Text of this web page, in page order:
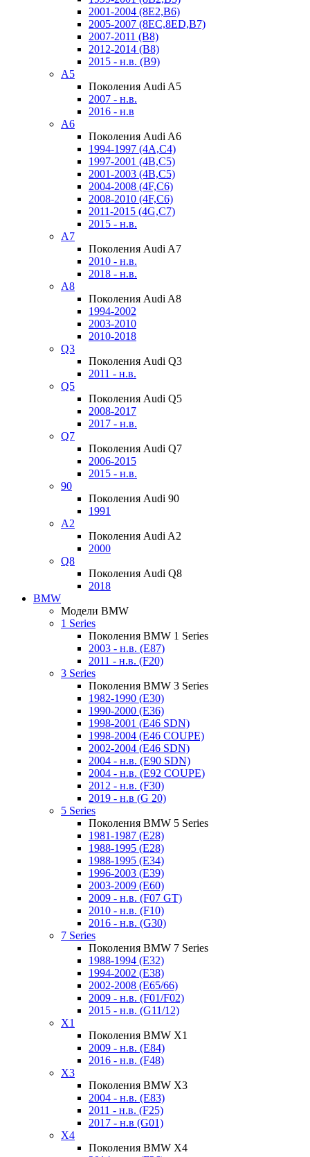
2001-2004 (8E2,B6)
2005-2007 (8EC,8ED,B7)
2007-2011 (B8)
2012-2014 (B8)
2015 - н.в. (B9)
A5
Поколения Audi A5
2007 - н.в.
2016 - н.в
A6
Поколения Audi A6
1994-1997 (4A,C4)
1997-2001 (4B,C5)
2001-2003 (4B,C5)
2004-2008 (4F,C6)
2008-2010 (4F,C6)
2011-2015 (4G,C7)
2015 - н.в.
A7
Поколения Audi A7
2010 - н.в.
2018 - н.в.
A8
Поколения Audi A8
1994-2002
2003-2010
2010-2018
Q3
Поколения Audi Q3
2011 - н.в.
Q5
Поколения Audi Q5
2008-2017
2017 - н.в.
Q7
Поколения Audi Q7
2006-2015
2015 - н.в.
90
Поколения Audi 90
1991
A2
Поколения Audi A2
2000
Q8
Поколения Audi Q8
2018
BMW
Модели BMW
1 Series
Поколения BMW 1 Series
2003 - н.в. (E87)
2011 - н.в. (F20)
3 Series
Поколения BMW 3 Series
1982-1990 (E30)
1990-2000 (E36)
1998-2001 (E46 SDN)
1998-2004 (E46 COUPE)
2002-2004 (E46 SDN)
2004 - н.в. (E90 SDN)
2004 - н.в. (E92 COUPE)
2012 - н.в. (F30)
2019 - н.в (G 20)
5 Series
Поколения BMW 5 Series
1981-1987 (E28)
1988-1995 (E28)
1988-1995 (E34)
1996-2003 (E39)
2003-2009 (E60)
2009 - н.в. (F07 GT)
2010 - н.в. (F10)
2016 - н.в. (G30)
7 Series
Поколения BMW 7 Series
1988-1994 (E32)
1994-2002 (E38)
2002-2008 (E65/66)
2009 - н.в. (F01/F02)
2015 - н.в. (G11/12)
X1
Поколения BMW X1
2009 - н.в. (E84)
2016 - н.в. (F48)
X3
Поколения BMW X3
2004 - н.в. (E83)
2011 - н.в. (F25)
2017 - н.в (G01)
X4
Поколения BMW X4